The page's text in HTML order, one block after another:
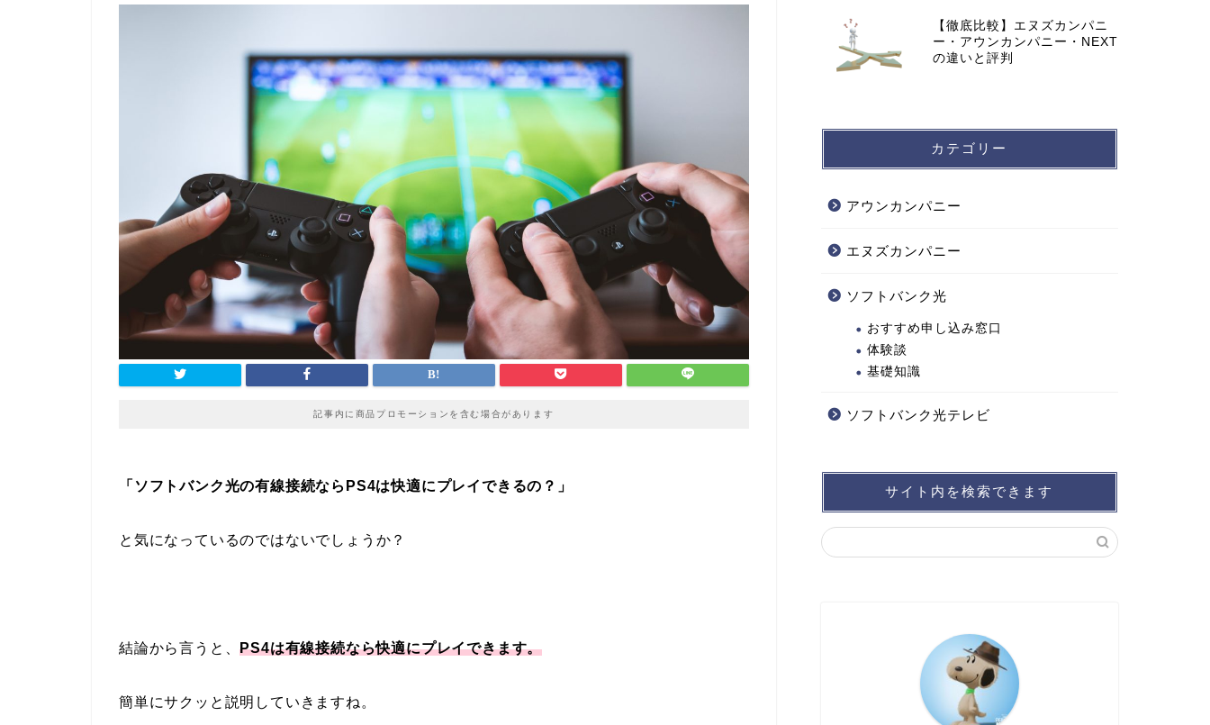
記事内に商品プロモーションを含む場合があります
「ソフトバンク光の有線接続ならPS4は快適にプレイできるの？」
と気になっているのではないでしょうか？
結論から言うと、PS4は有線接続なら快適にプレイできます。
簡単にサクッと説明していきますね。
【徹底比較】エヌズカンパニ
ー・アウンカンパニー・NEXT
の違いと評判
カテゴリー
アウンカンパニー
エヌズカンパニー
ソフトバンク光
おすすめ申し込み窓口
体験談
基礎知識
ソフトバンク光テレビ
サイト内を検索できます